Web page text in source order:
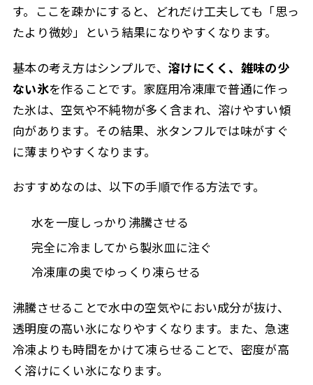
す。ここを疎かにすると、どれだけ工夫しても「思っ
たより微妙」という結果になりやすくなります。
基本の考え方はシンプルで、 溶けにくく、雑味の少
ない氷を作ることです。家庭用冷凍庫で普通に作っ
た氷は、空気や不純物が多く含まれ、溶けやすい傾
向があります。その結果、氷タンフルでは味がすぐ
に薄まりやすくなります。
おすすめなのは、以下の手順で作る方法です。
水を一度しっかり沸騰させる
完全に冷ましてから製氷皿に注ぐ
冷凍庫の奥でゆっくり凍らせる
沸騰させることで水中の空気やにおい成分が抜け、
透明度の高い氷になりやすくなります。また、急速
冷凍よりも時間をかけて凍らせることで、密度が高
く溶けにくい氷になります。